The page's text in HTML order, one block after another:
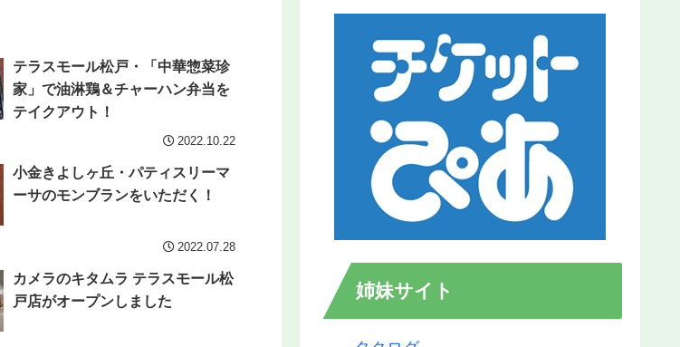
テラスモール松戸・「中華惣菜珍
家」で油淋鶏＆チャーハン弁当を
テイクアウト！
2022.10.22
小金きよしヶ丘・パティスリーマ
ーサのモンブランをいただく！
2022.07.28
カメラのキタムラ テラスモール松
戸店がオープンしました
姉妹サイト